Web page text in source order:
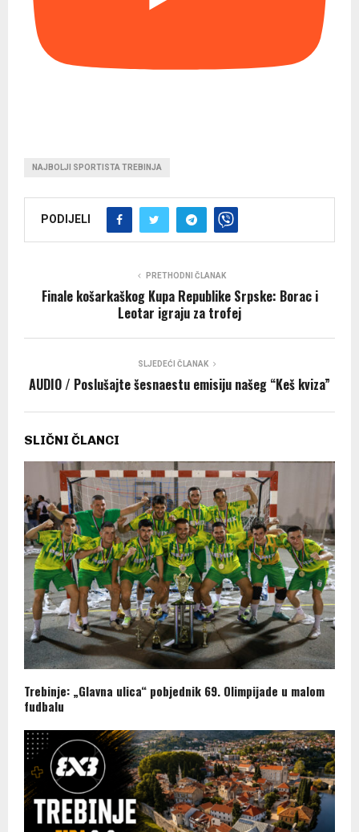
NAJBOLJI SPORTISTA TREBINJA
PODIJELI
PRETHODNI ČLANAK
Finale košarkaškog Kupa Republike Srpske: Borac i
Leotar igraju za trofej
SLJEDEĆI ČLANAK
AUDIO / Poslušajte šesnaestu emisiju našeg “Keš kviza”
SLIČNI ČLANCI
Trebinje: „Glavna ulica“ pobjednik 69. Olimpijade u malom
fudbalu